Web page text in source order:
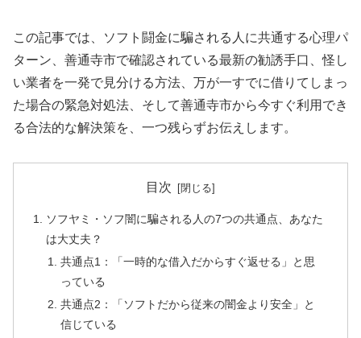
この記事では、ソフト闘金に騙される人に共通する心理パ
ターン、善通寺市で確認されている最新の勧誘手口、怪し
い業者を一発で見分ける方法、万が一すでに借りてしまっ
た場合の緊急対処法、そして善通寺市から今すぐ利用でき
る合法的な解決策を、一つ残らずお伝えします。
目次
ソフヤミ・ソフ闇に騙される人の7つの共通点、あなた
は大丈夫？
共通点1：「一時的な借入だからすぐ返せる」と思
っている
共通点2：「ソフトだから従来の闇金より安全」と
信じている